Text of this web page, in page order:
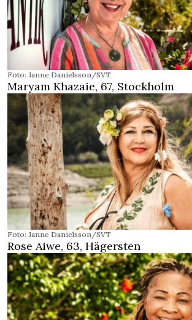
Foto: Janne Danielsson/SVT
Maryam Khazaie, 67, Stockholm
Foto: Janne Danielsson/SVT
Rose Aiwe, 63, Hägersten